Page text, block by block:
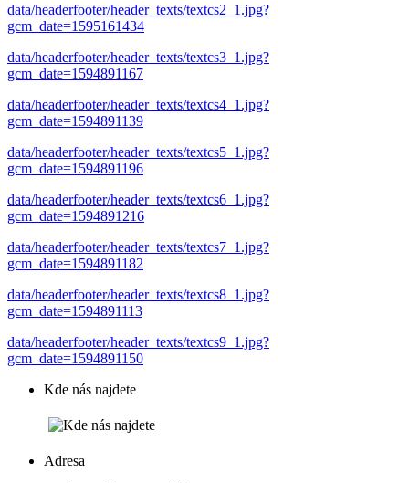
data/headerfooter/header_texts/textcs2_1.jpg?
gcm_date=1595161434
data/headerfooter/header_texts/textcs3_1.jpg?
gcm_date=1594891167
data/headerfooter/header_texts/textcs4_1.jpg?
gcm_date=1594891139
data/headerfooter/header_texts/textcs5_1.jpg?
gcm_date=1594891196
data/headerfooter/header_texts/textcs6_1.jpg?
gcm_date=1594891216
data/headerfooter/header_texts/textcs7_1.jpg?
gcm_date=1594891182
data/headerfooter/header_texts/textcs8_1.jpg?
gcm_date=1594891113
data/headerfooter/header_texts/textcs9_1.jpg?
gcm_date=1594891150
Kde nás najdete
Adresa